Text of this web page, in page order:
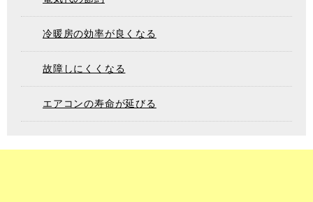
冷暖房の効率が良くなる
故障しにくくなる
エアコンの寿命が延びる